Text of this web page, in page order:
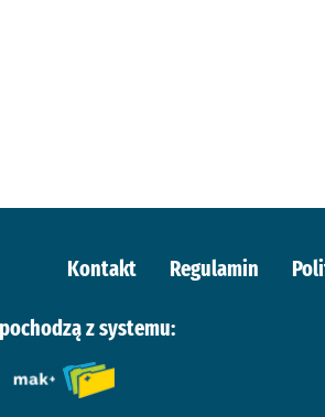
Kontakt Regulamin
z systemu: